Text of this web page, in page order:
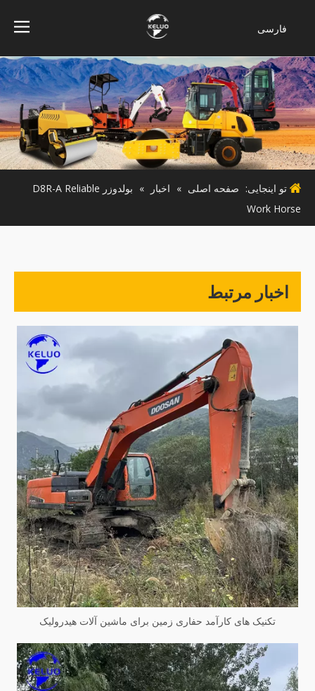
فارسی
indonesia
Türk dili
ไทย
Italiano
Deutsch
Português
Español
Pусский
تو اینجایی: صفحه اصلی » اخبار »
بولدوزر D8R-A Reliable
Work Horse
اخبار مرتبط
تکنیک های کارآمد حفاری زمین برای ماشین آلات هیدرولیک